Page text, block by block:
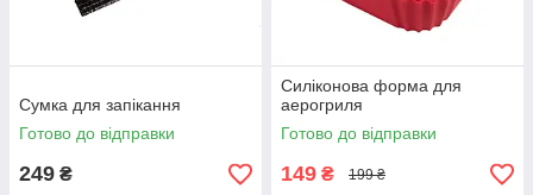
Сумка для запікання
Готово до відправки
249 ₴
Силіконова форма для
аерогриля
Готово до відправки
149 ₴ 199 ₴